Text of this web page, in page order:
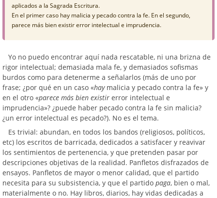
aplicados a la Sagrada Escritura.
En el primer caso hay malicia y pecado contra la fe. En el segundo,
parece más bien existir error intelectual e imprudencia.
Yo no puedo encontrar aquí nada rescatable, ni una brizna de
rigor intelectual; demasiada mala fe, y demasiados sofismas
burdos como para detenerme a señalarlos (más de uno por
frase; ¿por qué en un caso «haymalicia y pecado contra la fe» y
en el otro «parece más bien existir error intelectual e
imprudencia»? ¿puede haber pecado contra la fe sin malicia?
¿un error intelectual es pecado?). No es el tema.
Es trivial: abundan, en todos los bandos (religiosos, políticos,
etc) los escritos de barricada, dedicados a satisfacer y reavivar
los sentimientos de pertenencia, y que pretenden pasar por
descripciones objetivas de la realidad. Panfletos disfrazados de
ensayos. Panfletos de mayor o menor calidad, que el partido
necesita para su subsistencia, y que el partido paga, bien o mal,
materialmente o no. Hay libros, diarios, hay vidas dedicadas a